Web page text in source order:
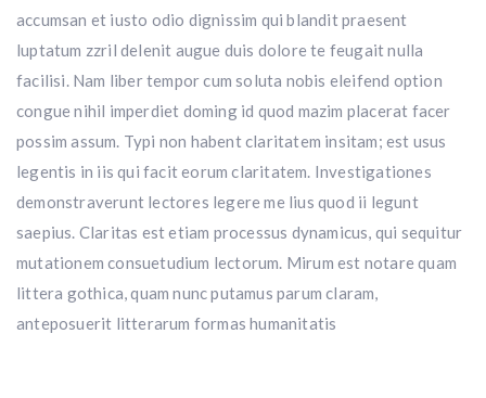
accumsan et iusto odio dignissim qui blandit praesent
luptatum zzril delenit augue duis dolore te feugait nulla
facilisi. Nam liber tempor cum soluta nobis eleifend option
congue nihil imperdiet doming id quod mazim placerat facer
possim assum. Typi non habent claritatem insitam; est usus
legentis in iis qui facit eorum claritatem. Investigationes
demonstraverunt lectores legere me lius quod ii legunt
saepius. Claritas est etiam processus dynamicus, qui sequitur
mutationem consuetudium lectorum. Mirum est notare quam
littera gothica, quam nunc putamus parum claram,
anteposuerit litterarum formas humanitatis